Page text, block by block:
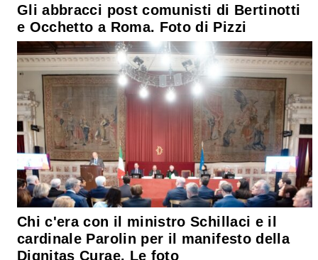
Gli abbracci post comunisti di Bertinotti
e Occhetto a Roma. Foto di Pizzi
Chi c'era con il ministro Schillaci e il
cardinale Parolin per il manifesto della
Dignitas Curae. Le foto